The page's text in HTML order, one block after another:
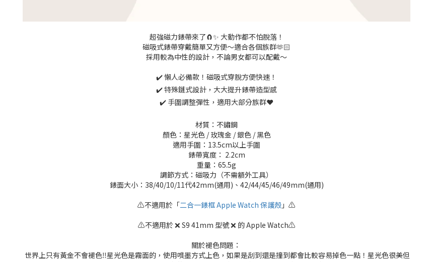
超強磁力錶帶來了🧲✨ 大動作都不怕脫落！
磁吸式錶帶穿戴簡單又方便～適合各個族群🫶🏻
採用較為中性的設計，不論男女都可以配戴～
✔️ 懶人必備款！磁吸式穿脫方便快速！
✔️ 特殊鏈式設計，大大提升錶帶造型感
✔️ 手圍調整彈性，適用大部分族群❤️
材質：不鏽鋼
顏色：星光色 / 玫瑰金 / 銀色 / 黑色
適用手圍：13.5cm以上手圍
錶帶寬度： 2.2cm
重量：65.5g
調節方式：磁吸力（不需額外工具）
錶面大小：38/40/10/11代42mm(通用)、42/44/45/46/49mm(通用)
⚠️不適用於「二合一錶框 Apple Watch 保護殼 」⚠️
⚠️不適用於 ❌ S9 41mm 型號 ❌ 的 Apple Watch⚠️
關於褪色問題：
世界上只有黃金不會褪色‼️星光色是霧面的，使用噴墨方式上色，如果是刮到還是撞到都會比較容易掉色一點！星光色很美但